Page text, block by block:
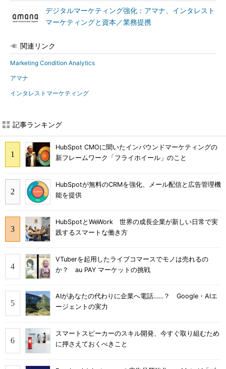
デジタルマーケティング強化：アマナ、インタレスト
マーケティングと資本／業務提携
関連リンク
Marketing Condition Analytics
アマナ
インタレストマーケティング
記事ランキング
HubSpot CMOに聞いたインバウンドマーケティングの
新フレームワーク「フライホイール」のこと
HubSpotが無料のCRMを強化、メール配信と広告管理機
能を提供
HubSpotとWeWork 世界の成長企業が新しい日常で実
践するスマートな働き方
VTuberを起用したライブコマースでモノは売れるの
か？ au PAY マーケットの挑戦
AIがあなたの代わりに企業へ電話……？ Google・AIエ
ージェントの実力
スマートスピーカーのスキル開発、今すぐ取り組むため
に押さえておくべきこと